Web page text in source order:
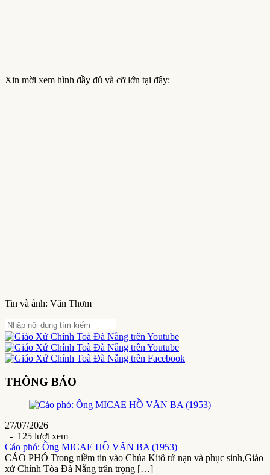
Xin mời xem hình đầy đủ và cỡ lớn tại đây:
Tin và ảnh: Văn Thơm
THÔNG BÁO
27/07/2026
- 125 lượt xem
Cáo phó: Ông MICAE HỒ VĂN BA (1953)
CÁO PHÓ Trong niềm tin vào Chúa Kitô tử nạn và phục sinh,Giáo
xứ Chính Tòa Đà Nẵng trân trọng […]